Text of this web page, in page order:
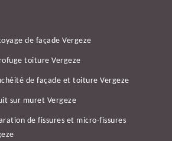
de façade Vergeze
toiture Vergeze
de façade et toiture Vergeze
sur muret Vergeze
de fissures et micro-fissures